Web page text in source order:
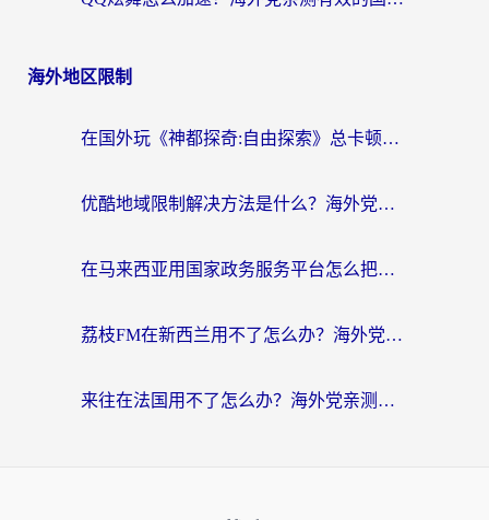
海外地区限制
在国外玩《神都探奇:自由探索》总卡顿？3个实用技巧解决海外党追剧、社交、游戏难题
优酷地域限制解决方法是什么？海外党亲测有效的回国加速指南
在马来西亚用国家政务服务平台怎么把定位修改到中国国内？海外党解决数字壁垒的实用指南
荔枝FM在新西兰用不了怎么办？海外党必看的回国加速解决方案
来往在法国用不了怎么办？海外党亲测有效的回国加速指南